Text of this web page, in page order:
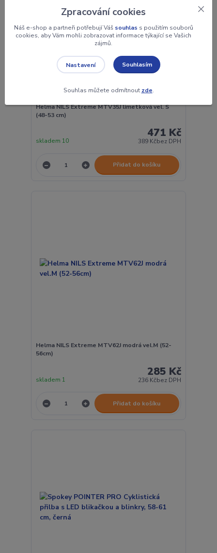
Helma NILS Extreme MTV35J limetková vel. S
(48-53 cm)
471 Kč
389 Kčbez DPH
skladem 10
Přidat do košíku
Helma NILS Extreme MTV62J modrá vel.M (52-
56cm)
285 Kč
236 Kčbez DPH
skladem 1
Přidat do košíku
Zpracování cookies
Náš e-shop a partneři potřebují Váš souhlas s použitím souborů
cookies, aby Vám mohli zobrazovat informace týkající se Vašich
zájmů.
Nastavení Souhlasím
Souhlas můžete odmítnout zde.